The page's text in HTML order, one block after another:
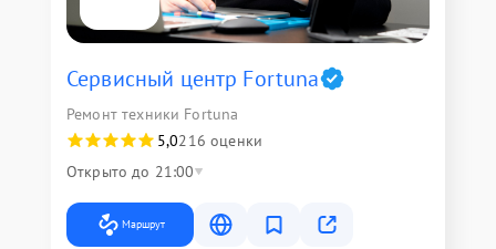
Сервисный центр Fortuna
Ремонт техники Fortuna
5,0216 оценки
Открыто до 21:00
Маршрут